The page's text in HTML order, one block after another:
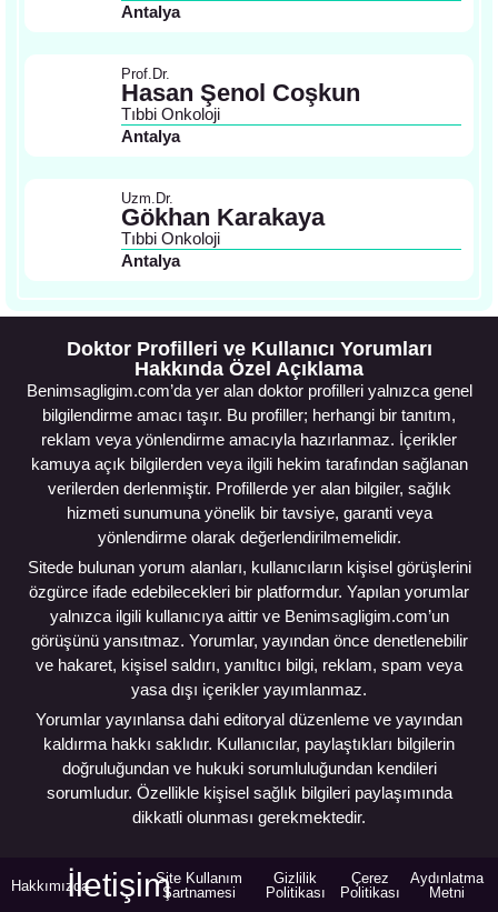
Antalya
Prof.Dr.
Hasan Şenol Coşkun
Tıbbi Onkoloji
Antalya
Uzm.Dr.
Gökhan Karakaya
Tıbbi Onkoloji
Antalya
Doktor Profilleri ve Kullanıcı Yorumları
Hakkında Özel Açıklama
Benimsagligim.com’da yer alan doktor profilleri yalnızca genel
bilgilendirme amacı taşır. Bu profiller; herhangi bir tanıtım,
reklam veya yönlendirme amacıyla hazırlanmaz. İçerikler
kamuya açık bilgilerden veya ilgili hekim tarafından sağlanan
verilerden derlenmiştir. Profillerde yer alan bilgiler, sağlık
hizmeti sunumuna yönelik bir tavsiye, garanti veya
yönlendirme olarak değerlendirilmemelidir.
Sitede bulunan yorum alanları, kullanıcıların kişisel görüşlerini
özgürce ifade edebilecekleri bir platformdur. Yapılan yorumlar
yalnızca ilgili kullanıcıya aittir ve Benimsagligim.com’un
görüşünü yansıtmaz. Yorumlar, yayından önce denetlenebilir
ve hakaret, kişisel saldırı, yanıltıcı bilgi, reklam, spam veya
yasa dışı içerikler yayımlanmaz.
Yorumlar yayınlansa dahi editoryal düzenleme ve yayından
kaldırma hakkı saklıdır. Kullanıcılar, paylaştıkları bilgilerin
doğruluğundan ve hukuki sorumluluğundan kendileri
sorumludur. Özellikle kişisel sağlık bilgileri paylaşımında
dikkatli olunması gerekmektedir.
HakkımızdaİletişimSite Kullanım
Şartnamesi
Gizlilik
Politikası
Çerez
Politikası
Aydınlatma
Metni